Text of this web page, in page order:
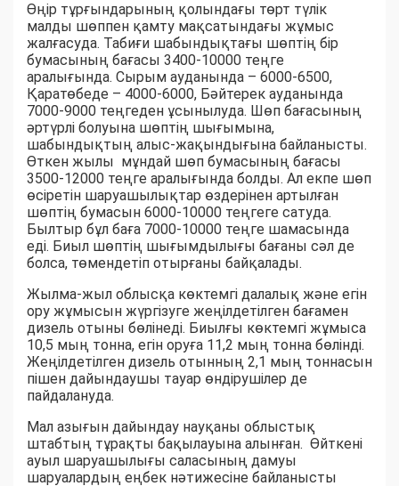
Өңір тұрғындарының қолындағы төрт түлік
малды шөппен қамту мақсатындағы жұмыс
жалғасуда. Табиғи шабындықтағы шөптің бір
бумасының бағасы 3400-10000 теңге
аралығында. Сырым ауданында – 6000-6500,
Қаратөбеде – 4000-6000, Бәйтерек ауданында
7000-9000 теңгеден ұсынылуда. Шөп бағасының
әртүрлі болуына шөптің шығымына,
шабындықтың алыс-жақындығына байланысты.
Өткен жылы мұндай шөп бумасының бағасы
3500-12000 теңге аралығында болды. Ал екпе шөп
өсіретін шаруашылықтар өздерінен артылған
шөптің бумасын 6000-10000 теңгеге сатуда.
Былтыр бұл баға 7000-10000 теңге шамасында
еді. Биыл шөптің шығымдылығы бағаны сәл де
болса, төмендетіп отырғаны байқалады.
Жылма-жыл облысқа көктемгі далалық және егін
ору жұмысын жүргізуге жеңілдетілген бағамен
дизель отыны бөлінеді. Биылғы көктемгі жұмыса
10,5 мың тонна, егін оруға 11,2 мың тонна бөлінді.
Жеңілдетілген дизель отынның 2,1 мың тоннасын
пішен дайындаушы тауар өндірушілер де
пайдалануда.
Мал азығын дайындау науқаны облыстық
штабтың тұрақты бақылауына алынған. Өйткені
ауыл шаруашылығы саласының дамуы
шаруалардың еңбек нәтижесіне байланысты